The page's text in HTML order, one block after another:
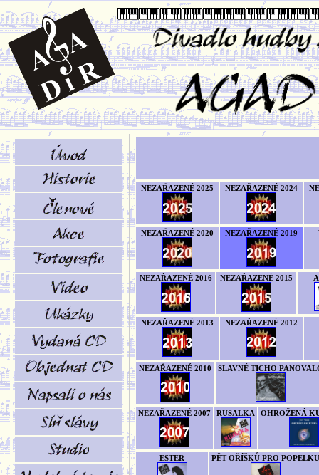
NEZAŘAZENÉ 2025 NEZAŘAZENÉ 2024
NEZAŘAZENÉ 2020 NEZAŘAZENÉ 2019
NEZAŘAZENÉ 2016 NEZAŘAZENÉ 2015
NEZAŘAZENÉ 2013 NEZAŘAZENÉ 2012
NEZAŘAZENÉ 2010 SLAVNÉ TICHO
NEZAŘAZENÉ 2007 RUSALKA OHROŽENÁ
ESTER PĚT OŘÍŠKŮ PRO POPELKU